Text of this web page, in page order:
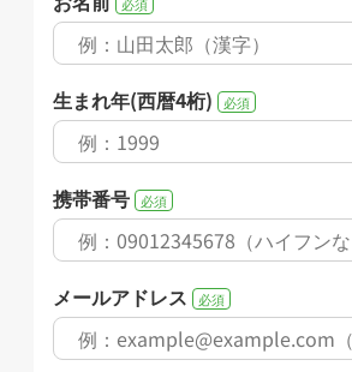
生まれ年(西暦4桁) 必須
携帯番号 必須
メールアドレス 必須